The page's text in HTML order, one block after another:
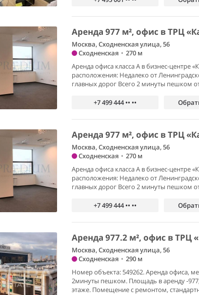
Аренда 977 м², офис в ТРЦ
Москва, Сходненская улица, 56
Сходненская • 270 м
Аренда офиса класса А в бизнес-центре
расположения: Недалеко от
главных дорог Всего 2 минуты пешком
+7 499 444 •• ••
Аренда 977 м², офис в ТРЦ
Москва, Сходненская улица, 56
Сходненская • 270 м
Аренда офиса класса А в бизнес-центре
расположения: Недалеко от
главных дорог Всего 2 минуты пешком
+7 499 444 •• ••
Аренда 977.2 м², офис в ТРЦ
Москва, Сходненская улица, 56
Сходненская • 290 м
Номер объекта: 549262. Аренда офиса,
2минуты пешком. Площадь в аренду -
этаже. Помещение с ремонтом,